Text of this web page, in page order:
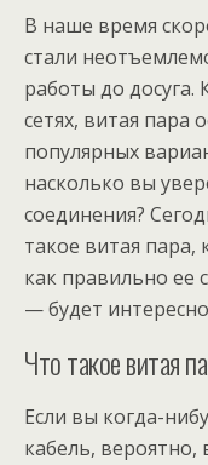
В наше время
стали
работы до досуга.
сетях, витая пара
популярных
насколько вы
соединения?
такое витая пара,
как правильно ее
— будет
Что такое витая
Если вы когда-
кабель, вероятно,